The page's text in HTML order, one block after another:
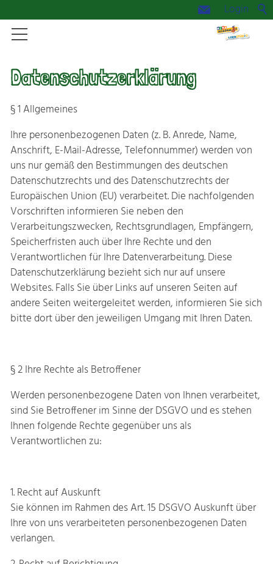
Login
Start
Aktuelles
Das Lernstudio
Kidsacademy
Summercamp
Kontakt
Datenschutzerklärung
§ 1 Allgemeines
Ihre personenbezogenen Daten (z. B. Anrede, Name,
Anschrift, E-Mail-Adresse, Telefonnummer) werden von
uns nur gemäß den Bestimmungen des deutschen
Datenschutzrechts und des Datenschutzrechts der
Europäischen Union (EU) verarbeitet. Die nachfolgenden
Vorschriften informieren Sie neben den
Verarbeitungszwecken, Rechtsgrundlagen, Empfängern,
Speicherfristen auch über Ihre Rechte und den
Verantwortlichen für Ihre Datenverarbeitung. Diese
Datenschutzerklärung bezieht sich nur auf unsere
Websites. Falls Sie über Links auf unseren Seiten auf
andere Seiten weitergeleitet werden, informieren Sie sich
bitte dort über den jeweiligen Umgang mit Ihren Daten.
§ 2 Ihre Rechte als Betroffener
Werden personenbezogene Daten von Ihnen verarbeitet,
sind Sie Betroffener im Sinne der DSGVO und es stehen
Ihnen folgende Rechte gegenüber uns als
Verantwortlichen zu:
1. Recht auf Auskunft
Sie können im Rahmen des Art. 15 DSGVO Auskunft über
Ihre von uns verarbeiteten personenbezogenen Daten
verlangen.